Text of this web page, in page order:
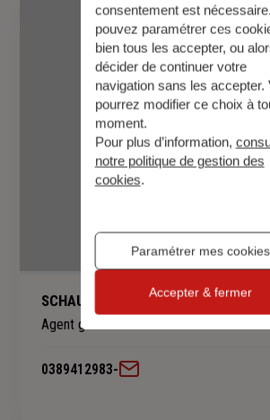
SCHAUPP Adrien
Agent général
0389412983-
consentement est
pouvez paramétrer ces
bien tous les accepter, ou
décider de continuer votre
navigation sans les accepter.
pourrez modifier ce choix à
moment.
Pour plus d’information,
notre politique de gestion des
cookies.
Paramétrer mes cookies
Accepter & fermer